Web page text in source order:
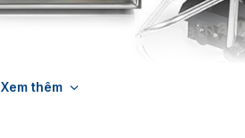
Xem thêm